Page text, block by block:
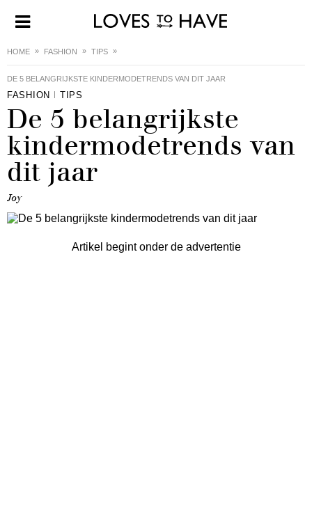
HOME FASHION TIPS
DE 5 BELANGRIJKSTE KINDERMODETRENDS VAN DIT JAAR
FASHION TIPS
De 5 belangrijkste
kindermodetrends van
dit jaar
Joy
Artikel begint onder de advertentie